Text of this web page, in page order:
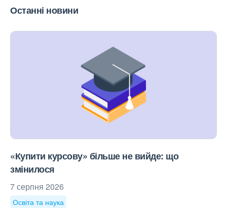
Останні новини
«Купити курсову» більше не вийде: що
змінилося
7 серпня 2026
Освіта та наука